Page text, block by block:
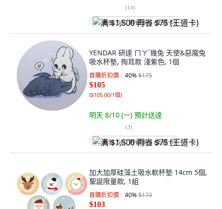
(14)
满 $1,500 再省 $75 (王道卡)
YENDAR 研達 ㄇㄚˊ幾兔 天使&惡魔兔
吸水杯墊, 掏耳款 淺紫色, 1個
首購折扣價 40%$175
$105
($105.00/1個)
明天 8/10 (一) 預計送達
(3)
满 $1,500 再省 $75 (王道卡)
加大加厚硅藻土吸水軟杯墊 14cm 5個,
聖誕限量款, 1組
首購折扣價 40%$173
$103